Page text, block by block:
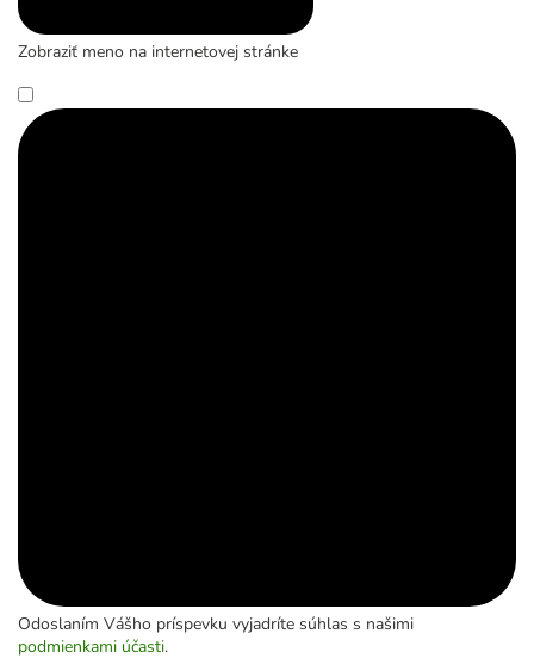
Zobraziť meno na internetovej stránke
Odoslaním Vášho príspevku vyjadríte súhlas s našimi
podmienkami účasti.